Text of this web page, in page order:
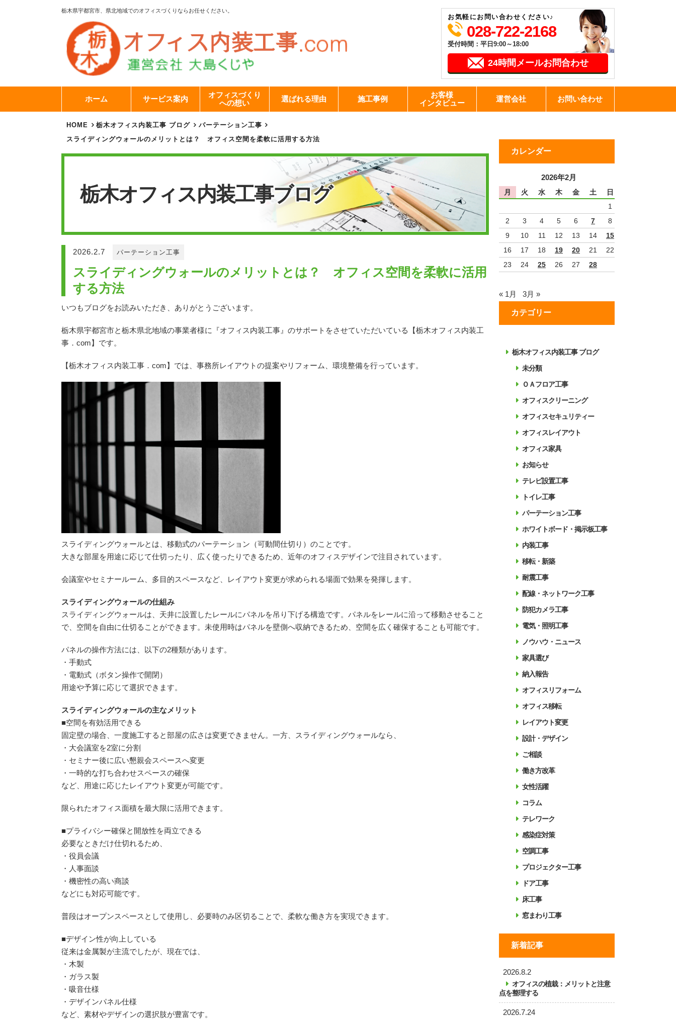
栃木県宇都宮市、県北地域でのオフィスづくりならお任せください。
お気軽にお問い合わせください♪
028-722-2168
受付時間：平日9:00～18:00
24時間メールお問合わせ
ホーム サービス案内
オフィスづくり
への想い
選ばれる理由 施工事例
お客様
インタビュー
運営会社 お問い合わせ
HOME 栃木オフィス内装工事 ブログ
パーテーション工事
スライディングウォールのメリットとは？ オフィス空間を柔軟に活用する方法
栃木オフィス内装工事ブログ
2026.2.7 パーテーション工事
スライディングウォールのメリットとは？ オフィス空間を柔軟に活用
する方法
いつもブログをお読みいただき、ありがとうございます。
栃木県宇都宮市と栃木県北地域の事業者様に『オフィス内装工事』のサポートをさせていただいている【栃木オフィス内装工
事．com】です。
【栃木オフィス内装工事．com】では、事務所レイアウトの提案やリフォーム、環境整備を行っています。
スライディングウォールとは、移動式のパーテーション（可動間仕切り）のことです。
大きな部屋を用途に応じて仕切ったり、広く使ったりできるため、近年のオフィスデザインで注目されています。
会議室やセミナールーム、多目的スペースなど、レイアウト変更が求められる場面で効果を発揮します。
スライディングウォールの仕組み
スライディングウォールは、天井に設置したレールにパネルを吊り下げる構造です。パネルをレールに沿って移動させること
で、空間を自由に仕切ることができます。未使用時はパネルを壁側へ収納できるため、空間を広く確保することも可能です。
パネルの操作方法には、以下の2種類があります。
・手動式
・電動式（ボタン操作で開閉）
用途や予算に応じて選択できます。
スライディングウォールの主なメリット
■空間を有効活用できる
固定壁の場合、一度施工すると部屋の広さは変更できません。一方、スライディングウォールなら、
・大会議室を2室に分割
・セミナー後に広い懇親会スペースへ変更
・一時的な打ち合わせスペースの確保
など、用途に応じたレイアウト変更が可能です。
限られたオフィス面積を最大限に活用できます。
■プライバシー確保と開放性を両立できる
必要なときだけ仕切れるため、
・役員会議
・人事面談
・機密性の高い商談
などにも対応可能です。
普段はオープンスペースとして使用し、必要時のみ区切ることで、柔軟な働き方を実現できます。
■デザイン性が向上している
従来は金属製が主流でしたが、現在では、
・木製
・ガラス製
・吸音仕様
・デザインパネル仕様
など、素材やデザインの選択肢が豊富です。
カレンダー
2026年2月
月 火 水 木 金 土
日
1
2
3 4 5 6 7
8
9
10 11 12 13 14
15
16
17 18 19 20 21
22
23
24 25 26 27 28
« 1月 3月 »
カテゴリー
栃木オフィス内装工事 ブログ
未分類
ＯＡフロア工事
オフィスクリーニング
オフィスセキュリティー
オフィスレイアウト
オフィス家具
お知らせ
テレビ設置工事
トイレ工事
パーテーション工事
ホワイトボード・掲示板工事
内装工事
移転・新築
耐震工事
配線・ネットワーク工事
防犯カメラ工事
電気・照明工事
ノウハウ・ニュース
家具選び
納入報告
オフィスリフォーム
オフィス移転
レイアウト変更
設計・デザイン
ご相談
働き方改革
女性活躍
コラム
テレワーク
感染症対策
空調工事
プロジェクター工事
ドア工事
床工事
窓まわり工事
新着記事
2026.8.2
オフィスの植栽：メリットと注意
点を整理する
2026.7.24